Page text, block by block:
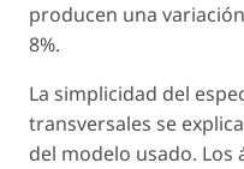
producen una
8%.
La simplicidad del
transversales se
del modelo usado. Los